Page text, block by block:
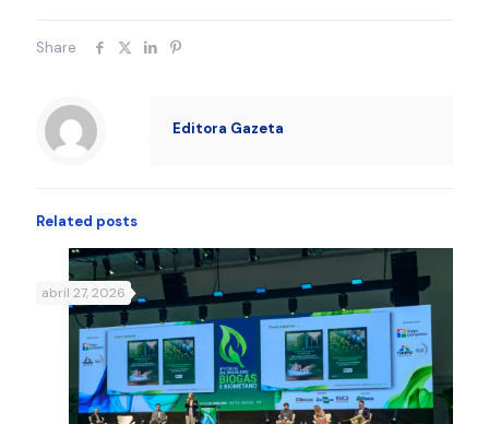
Share
Editora Gazeta
Related posts
abril 27, 2026